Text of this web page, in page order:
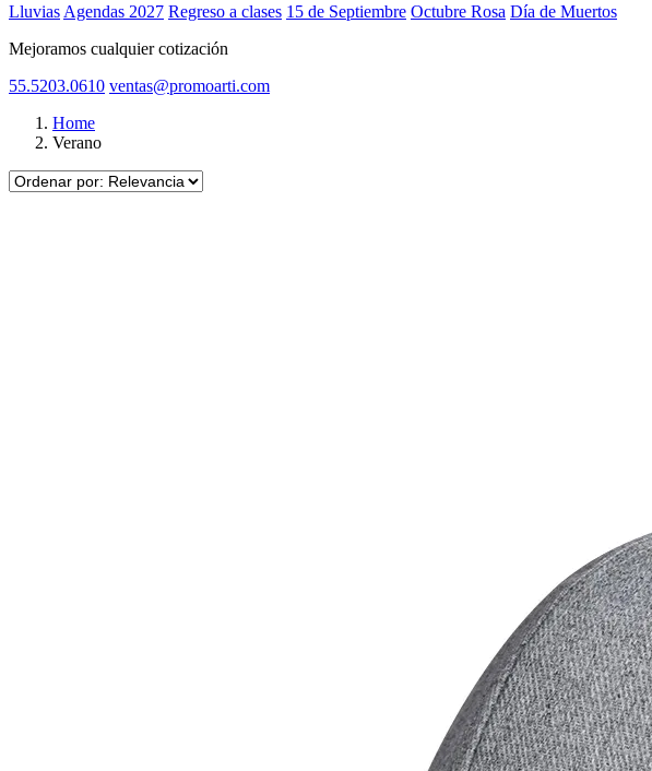
Lluvias Agendas 2027 Regreso a clases 15 de Septiembre Octubre Rosa Día de Muertos
Mejoramos cualquier cotización
55.5203.0610 ventas@promoarti.com
Home
Verano